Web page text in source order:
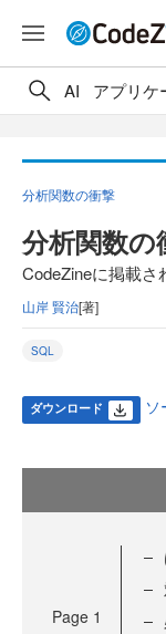
AI アプリケ
分析関数の衝撃
分析関数の
CodeZineに掲載
山岸 賢治[著]
SQL
ダウンロード
Page 1